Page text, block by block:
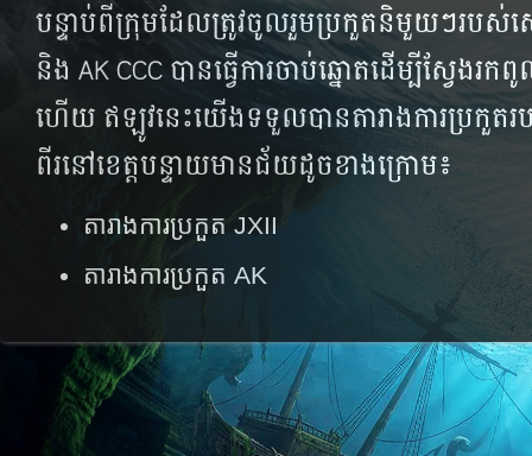
បន្ទាប់ពី​ក្រុមដែលត្រូវចូលរួមប្រកួតនិមួយៗ​របស់​សេ
និង​ AK CCC បាន​ធ្វើ​ការ​ចាប់​ឆ្នោត​ដើម្បី​ស្វែង​រ
ហើយ​ ឥឡូវ​នេះ​យើង​ទទួល​បាន​តារាង​ការប្រកួតរ
ពីរ​នៅ​ខេត្ត​បន្ទាយ​មាន​ជ័យ​ដូច​​ខាង​​ក្រោម​​៖
តារាងការប្រកួត​ JXII​
តារាងការប្រកួត​ AK